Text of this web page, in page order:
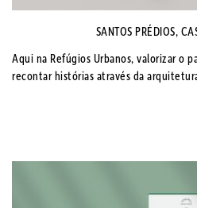
SANTOS PRÉDIOS,
Aqui na Refúgios Urbanos, valorizar o
recontar histórias através da